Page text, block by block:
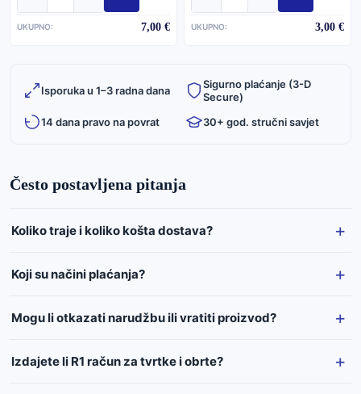
UKUPNO: 7,00 € UKUPNO: 3,00 €
Isporuka u 1–3 radna dana
Sigurno plaćanje (3-D
Secure)
14 dana pravo na povrat
30+ god. stručni savjet
Često postavljena pitanja
Koliko traje i koliko košta dostava?
Koji su načini plaćanja?
Mogu li otkazati narudžbu ili vratiti proizvod?
Izdajete li R1 račun za tvrtke i obrte?